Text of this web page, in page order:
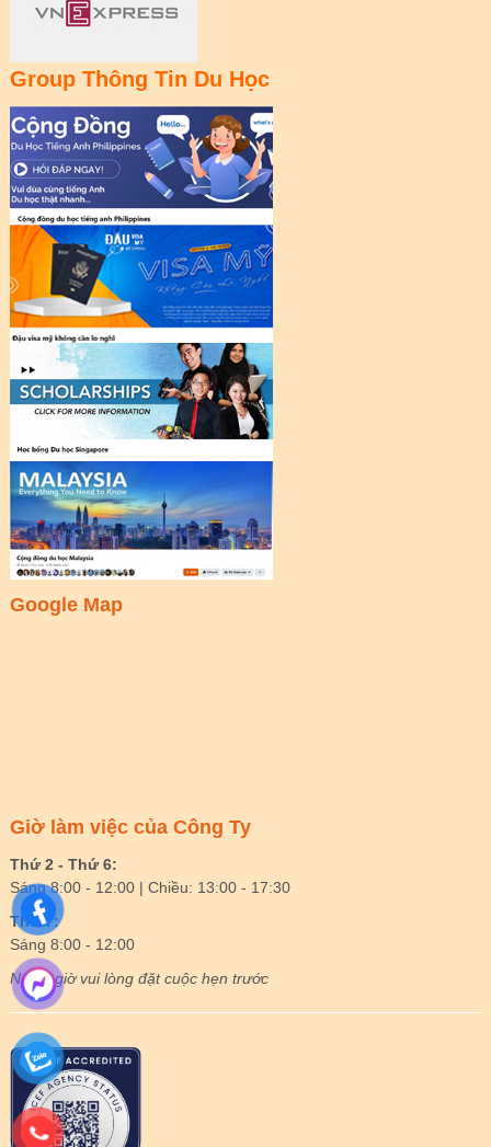
Group Thông Tin Du Học
Google Map
Giờ làm việc của Công Ty
Thứ 2 - Thứ 6:
Sáng 8:00 - 12:00 | Chiều: 13:00 - 17:30
Thứ 7:
Sáng 8:00 - 12:00
Ngoài giờ vui lòng đặt cuộc hẹn trước